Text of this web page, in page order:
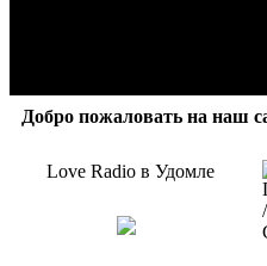
Добро пожаловать на наш
Love Radio в Удомле